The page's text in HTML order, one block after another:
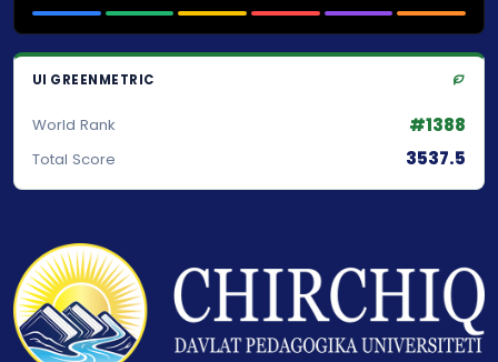
UI GREENMETRIC
World Rank #1388
Total Score 3537.5